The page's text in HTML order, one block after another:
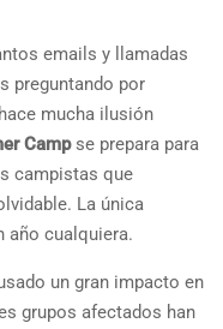
emails y llamadas
preguntando por
mucha ilusión
Campse prepara para
campistas que
La única
año cualquiera.
un gran impacto en
grupos afectados han